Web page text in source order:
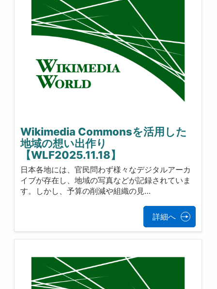
Wikimedia Commonsを活用した
地域の想い出作り
【WLF2025.11.18】
日本各地には、官民問わず様々なデジタルアーカ
イブが存在し、地域の写真などが記録されていま
す。しかし、予算の削減や組織の見…
詳細へ